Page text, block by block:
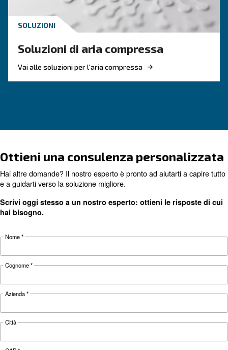
CONOSCERE L'ARIA COMPRESSA
Perdite dell’aria
più comuni e come
Cerchi il prodotto giusto per
applicazione?